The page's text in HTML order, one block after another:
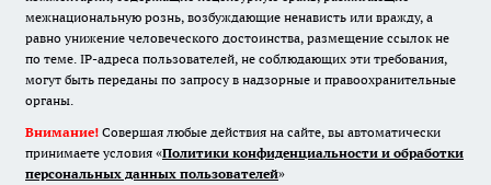
межнациональную рознь, возбуждающие ненависть или вражду, а
равно унижение человеческого достоинства, размещение ссылок не
по теме. IP-адреса пользователей, не соблюдающих эти требования,
могут быть переданы по запросу в надзорные и правоохранительные
органы.
Внимание! Совершая любые действия на сайте, вы автоматически
принимаете условия «Политики конфиденциальности и обработки
персональных данных пользователей»